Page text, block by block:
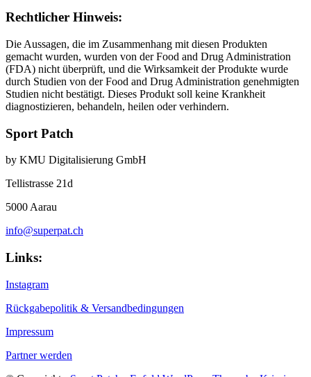
Rechtlicher Hinweis:
Die Aussagen, die im Zusammenhang mit diesen Produkten
gemacht wurden, wurden von der Food and Drug Administration
(FDA) nicht überprüft, und die Wirksamkeit der Produkte wurde
durch Studien von der Food and Drug Administration genehmigten
Studien nicht bestätigt. Dieses Produkt soll keine Krankheit
diagnostizieren, behandeln, heilen oder verhindern.
Sport Patch
by KMU Digitalisierung GmbH
Tellistrasse 21d
5000 Aarau
info@superpat.ch
Links:
Instagram
Rückgabepolitik & Versandbedingungen
Impressum
Partner werden